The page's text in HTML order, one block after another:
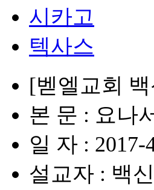
시카고
텍사스
[벧엘교회
본 문 : 요나
일 자 : 2017-
설교자 : 백